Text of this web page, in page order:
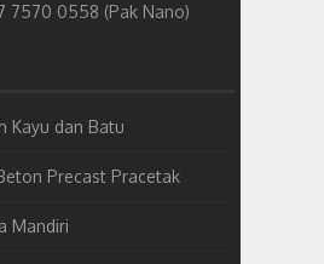
7570 0558 (Pak Nano)
Kayu dan Batu
Precast Pracetak
Mandiri